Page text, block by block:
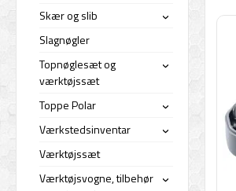
Skær og slib ›
Slagnøgler
Topnøglesæt og
værktøjssæt
›
Toppe Polar ›
Værkstedsinventar ›
Værktøjssæt
Værktøjsvogne, tilbehør
›